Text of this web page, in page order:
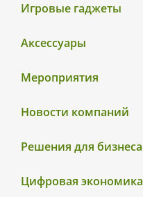
Игровые гаджеты
Аксессуары
Мероприятия
Новости компаний
Решения для бизнеса
Цифровая экономика